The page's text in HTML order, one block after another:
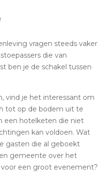
vragen steeds vaker
die van
ben je de schakel tussen
vind je het interessant om
tot op de bodem uit te
een hotelketen die niet
kan voldoen. Wat
gasten die al geboekt
gemeente over het
een groot evenement?